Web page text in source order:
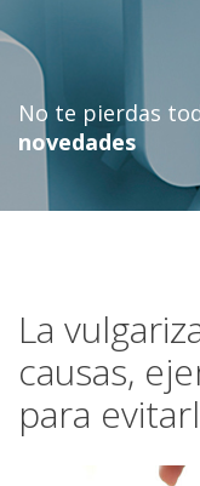
No te pierdas
novedades
La
causas,
para